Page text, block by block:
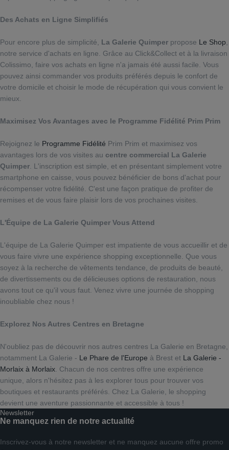
Des Achats en Ligne Simplifiés
Pour encore plus de simplicité, La Galerie Quimper propose Le Shop
notre service d'achats en ligne. Grâce au Click&Collect et à la livraison
Colissimo, faire vos achats en ligne n'a jamais été aussi facile. Vous
pouvez ainsi commander vos produits préférés depuis le confort de
votre domicile et choisir le mode de récupération qui vous convient le
mieux.
Maximisez Vos Avantages avec le Programme Fidélité Prim Prim
Rejoignez le Programme Fidélité Prim Prim et maximisez vos
avantages lors de vos visites au centre commercial La Galerie
Quimper . L'inscription est simple, et en présentant simplement votre
smartphone en caisse, vous pouvez bénéficier de bons d'achat pour
récompenser votre fidélité. C'est une façon pratique de profiter de
remises et de vous faire plaisir lors de vos prochaines visites.
L'Équipe de La Galerie Quimper Vous Attend
L'équipe de La Galerie Quimper est impatiente de vous accueillir et de
vous faire vivre une expérience shopping exceptionnelle. Que vous
soyez à la recherche de vêtements tendance, de produits de beauté,
de divertissements ou de délicieuses options de restauration, nous
avons tout ce qu'il vous faut. Venez vivre une journée de shopping
inoubliable chez nous !
Explorez Nos Autres Centres en Bretagne
N'oubliez pas de découvrir nos autres centres La Galerie en Bretagne,
notamment La Galerie - Le Phare de l'Europe à Brest et La Galerie -
Morlaix à Morlaix . Chacun de nos centres offre une expérience
unique, alors n'hésitez pas à les explorer tous pour trouver vos
boutiques et restaurants préférés. Chez La Galerie, le shopping
devient une aventure passionnante et accessible à tous !
Newsletter
Ne manquez rien de notre actualité
Inscrivez-vous à notre newsletter et ne manquez aucune offre promo